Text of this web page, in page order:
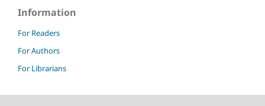
Information
For Readers
For Authors
For Librarians